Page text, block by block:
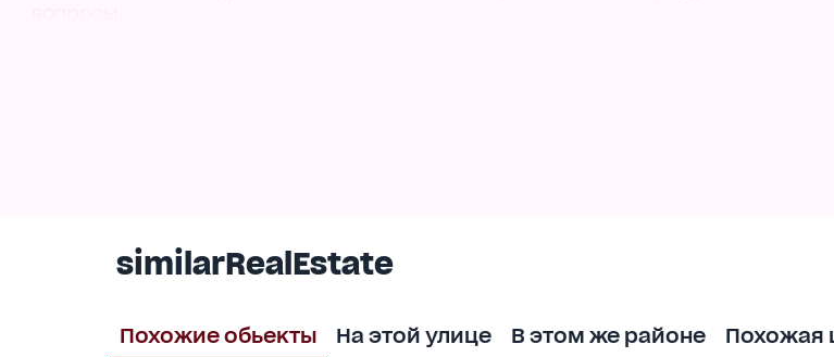
similarRealEstate
Похожие обьекты На этой улице В этом же районе Похожая